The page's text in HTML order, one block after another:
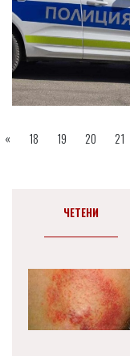
« 18 19 20 21
ЧЕТЕНИ